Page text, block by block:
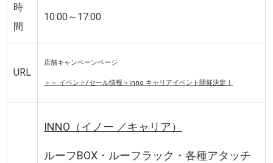
時
間
10:00～17:00
URL
店舗キャンペーンページ
＞＞ イベント/セール情報＞inno キャリアイベント開催決定！
INNO（イノー ／キャリア）
ルーフBOX・ルーフラック・各種アタッチ